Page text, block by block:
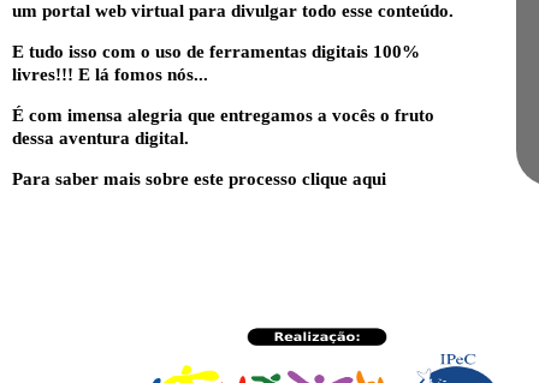
um portal web virtual para divulgar todo esse conteúdo.
E tudo isso com o uso de ferramentas digitais 100%
livres!!! E lá fomos nós...
É com imensa alegria que entregamos a vocês o fruto
dessa aventura digital.
Para saber mais sobre este processo clique aqui